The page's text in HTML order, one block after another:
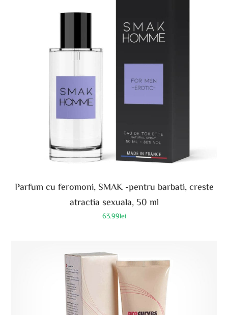
Parfum cu feromoni, SMAK -pentru barbati, creste
atractia sexuala, 50 ml
63.99lei